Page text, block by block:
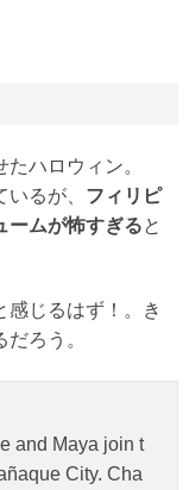
ハロウィン。
るが、 フィリピ
ームが怖すぎると
感じるはず！。き
ろう。
and Maya join t
City. Cha